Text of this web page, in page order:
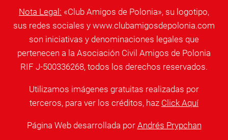
Nota Legal: «Club Amigos de Polonia», su logotipo,
sus redes sociales y www.clubamigosdepolonia.com
son iniciativas y denominaciones legales que
pertenecen a la Asociación Civil Amigos de Polonia
RIF J-500336268, todos los derechos reservados.
Utilizamos imágenes gratuitas realizadas por
terceros, para ver los créditos, haz Click Aquí
Página Web desarrollada por Andrés Prypchan